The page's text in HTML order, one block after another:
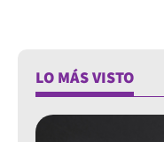
LO MÁS VISTO